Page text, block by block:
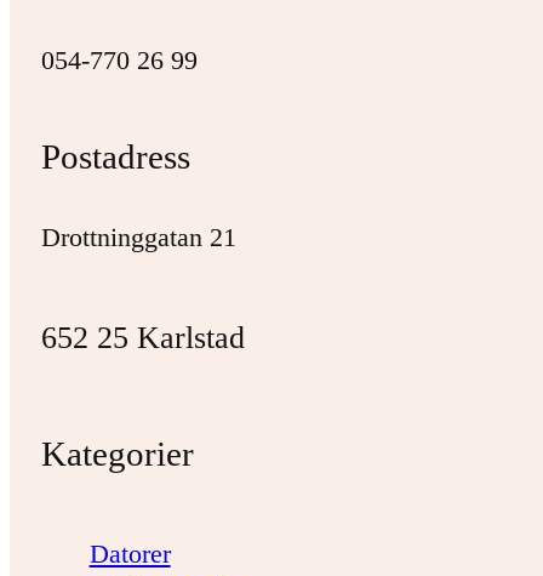
054-770 26 99
Postadress
Drottninggatan 21
652 25 Karlstad
Kategorier
Datorer